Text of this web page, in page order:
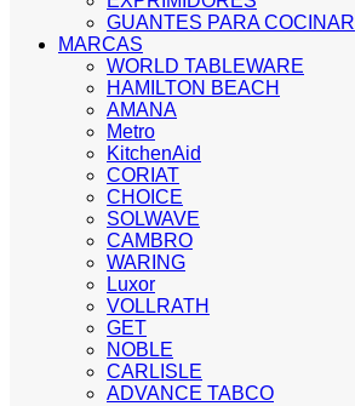
GUANTES PARA COCINAR
MARCAS
WORLD TABLEWARE
HAMILTON BEACH
AMANA
Metro
KitchenAid
CORIAT
CHOICE
SOLWAVE
CAMBRO
WARING
Luxor
VOLLRATH
GET
NOBLE
CARLISLE
ADVANCE TABCO